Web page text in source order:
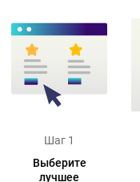
Шаг 1
Выберите
лучшее